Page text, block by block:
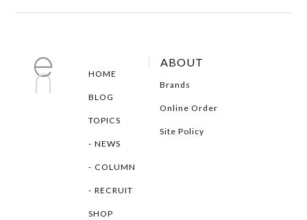
HOME
BLOG
TOPICS
NEWS
COLUMN
RECRUIT
SHOP
ABOUT
Brands
Online Order
Site Policy